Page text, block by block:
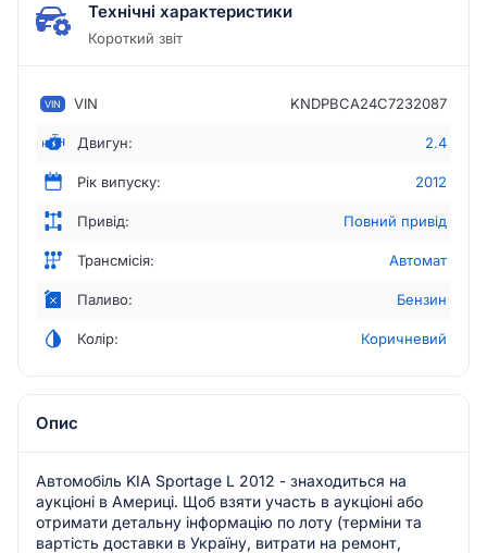
Технічні характеристики
Короткий звіт
VIN VIN KNDPBCA24C7232087
Двигун: 2.4
Рік випуску: 2012
Привід: Повний привід
Трансмісія: Автомат
Паливо: Бензин
Колір: Коричневий
Опис
Автомобіль KIA Sportage L 2012 - знаходиться на
аукціоні в Америці. Щоб взяти участь в аукціоні або
отримати детальну інформацію по лоту (терміни та
вартість доставки в Україну, витрати на ремонт,